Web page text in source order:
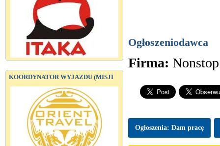
KOORDYNATOR WYJAZDU (MISJI
Ogłoszeniodawca
Firma:
Ogłoszenia: Dam pracę